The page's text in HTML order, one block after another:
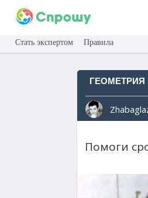
Стать экспертом Правила
ГЕОМЕТРИЯ
Помоги